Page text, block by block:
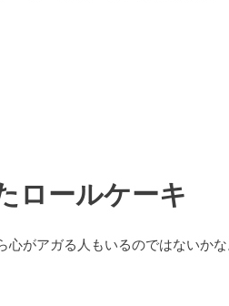
ロールケーキ
がアガる人もいるのではないか